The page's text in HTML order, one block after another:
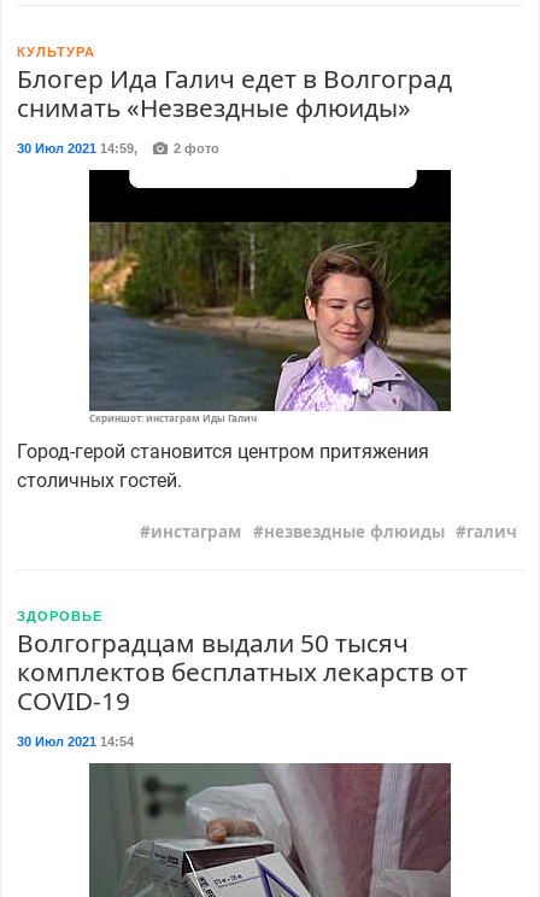
КУЛЬТУРА
Блогер Ида Галич едет в Волгоград
снимать «Незвездные флюиды»
30 Июл 202114:59, 2 фото
Скриншот: инстаграм Иды Галич
Город-герой становится центром притяжения
столичных гостей.
инстаграм незвездные флюиды галич
ЗДОРОВЬЕ
Волгоградцам выдали 50 тысяч
комплектов бесплатных лекарств от
COVID-19
30 Июл 202114:54